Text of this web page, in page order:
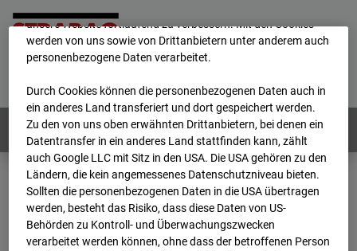
Home E-Mail Impressum
Deutsch / English
Webcams: Alle Länder
Home
Deutschland
BC-145 - BV Wohnquartett Heddesheim
Archiv
2024 01 16 10:48
unsere Website fortlaufend zu verbessern. Mit den Cookies
werden von uns sowie von Drittanbietern unter anderem auch
personenbezogene Daten verarbeitet.
Durch Cookies können die personenbezogenen Daten auch in
ein anderes Land transferiert und dort gespeichert werden.
Zu den von uns oben erwähnten Drittanbietern, bei denen ein
Datentransfer in ein anderes Land stattfinden kann, zählt
auch Google LLC mit Sitz in den USA. Die USA gehören zu den
Ländern, die kein angemessenes Datenschutzniveau bieten.
Sollten die personenbezogenen Daten in die USA übertragen
werden, besteht das Risiko, dass diese Daten von US-
Behörden zu Kontroll- und Überwachungszwecken
verarbeitet werden können, ohne dass der betroffenen Person